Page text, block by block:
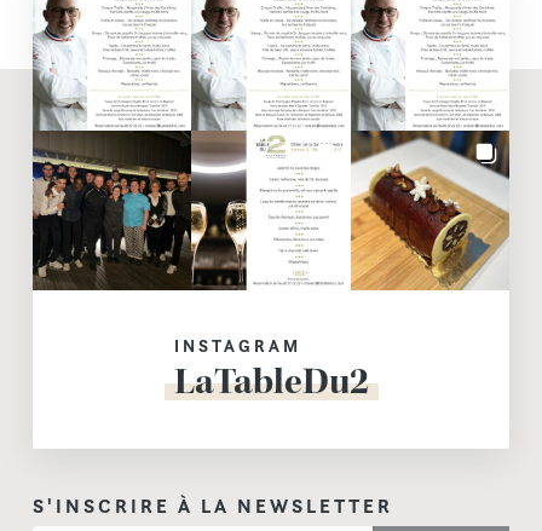
INSTAGRAM
LaTableDu2
S'INSCRIRE À LA NEWSLETTER